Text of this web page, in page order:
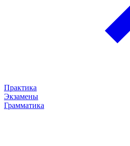
Практика
Экзамены
Грамматика